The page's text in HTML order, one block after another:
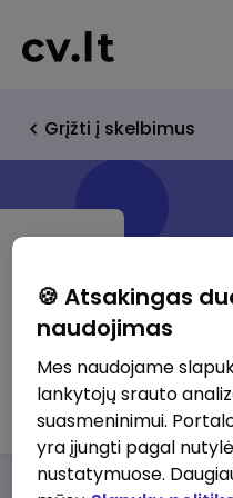
Grįžti į skelbimus
Lietuvos
http://
🍪 Atsakingas
naudojimas
Mes naudojame
lankytojų srauto
suasmeninimui.
yra įjungti pagal
nustatymuose.